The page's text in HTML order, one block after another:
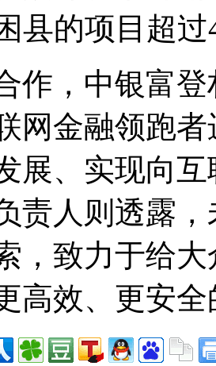
县的项目超过
作，中银富
网金融领跑
展、实现向
责人则透露
，致力于给
高效、更安